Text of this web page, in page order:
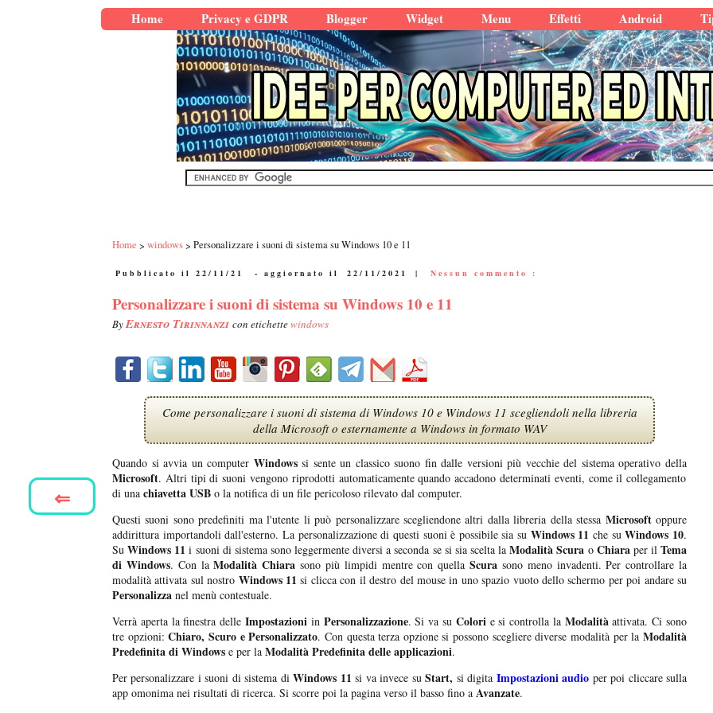
Home Privacy e GDPR Blogger Widget Menu Effetti Android
Home windows Personalizzare i suoni di sistema su Windows 10 e 11
Pubblicato il 22/11/21 - aggiornato il 22/11/2021 | Nessun commento :
Personalizzare i suoni di sistema su Windows 10 e 11
ByErnesto Tirinnanzi con etichettewindows
Come personalizzare i suoni di sistema di Windows 10 e Windows 11 scegliendoli nella libreria
della Microsoft o esternamente a Windows in formato WAV
Quando si avvia un computer Windowssi sente un classico suono fin dalle versioni più vecchie del sistema operativo della
Microsoft. Altri tipi di suoni vengono riprodotti automaticamente quando accadono determinati eventi, come il collegamento
di una chiavetta USB o la notifica di un file pericoloso rilevato dal computer.
Questi suoni sono predefiniti ma l'utente li può personalizzare scegliendone altri dalla libreria della stessa Microsoft oppure
addirittura importandoli dall'esterno. La personalizzazione di questi suoni è possibile sia su Windows 11 che suWindows 10.
SuWindows 11 i suoni di sistema sono leggermente diversi a seconda se si sia scelta laModalità Scura oChiaraper ilTema
di Windows. Con laModalità Chiara sono più limpidi mentre con quella Scura sono meno invadenti. Per controllare la
modalità attivata sul nostro Windows 11 si clicca con il destro del mouse in uno spazio vuoto dello schermo per poi andare su
Personalizza nel menù contestuale.
Verrà aperta la finestra delle Impostazioniin Personalizzazione. Si va suColorie si controlla la Modalitàattivata. Ci sono
tre opzioni:Chiaro, Scuro e Personalizzato. Con questa terza opzione si possono scegliere diverse modalità per laModalità
Predefinita di Windows e per la Modalità Predefinita delle applicazioni.
Per personalizzare i suoni di sistema diWindows 11si va invece suStart, si digita Impostazioni audio per poi cliccare sulla
app omonima nei risultati di ricerca. Si scorre poi la pagina verso il basso fino a Avanzate.
⇐